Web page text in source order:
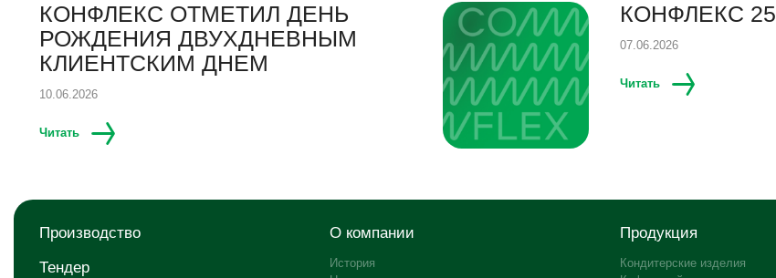
КОНФЛЕКС ОТМЕТИЛ ДЕНЬ
РОЖДЕНИЯ ДВУХДНЕВНЫМ
КЛИЕНТСКИМ ДНЕМ
10.06.2026
Читать
КОНФЛЕКС 25
07.06.2026
Читать
Производство
Тендер
О компании
История
Продукция
Кондитерские изделия